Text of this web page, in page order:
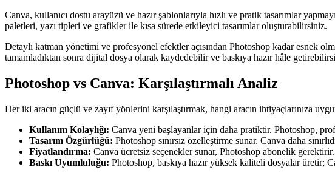
Canva, kullanıcı dostu arayüzü ve hazır şablonlarıyla hızlı ve pratik tasarımlar
paletleri, yazı tipleri ve grafikler ile kısa sürede etkileyici tasarımlar oluşturabilirsiniz.
Detaylı katman yönetimi ve profesyonel efektler açısından Photoshop kadar esnek
tamamladıktan sonra dijital dosya olarak kaydedebilir ve baskıya hazır hâle
Photoshop vs Canva: Karşılaştırmalı Analiz
Her iki aracın güçlü ve zayıf yönlerini karşılaştırmak, hangi aracın ihtiyaçlarınıza
Kullanım Kolaylığı: Canva yeni başlayanlar için daha pratiktir. Photoshop,
Tasarım Özgürlüğü: Photoshop sınırsız özelleştirme sunar. Canva daha
Fiyatlandırma: Canva ücretsiz seçenekler sunar, Photoshop abonelik gerektirir.
Baskı Uyumluluğu: Photoshop, baskıya hazır yüksek kaliteli dosyalar üretir;